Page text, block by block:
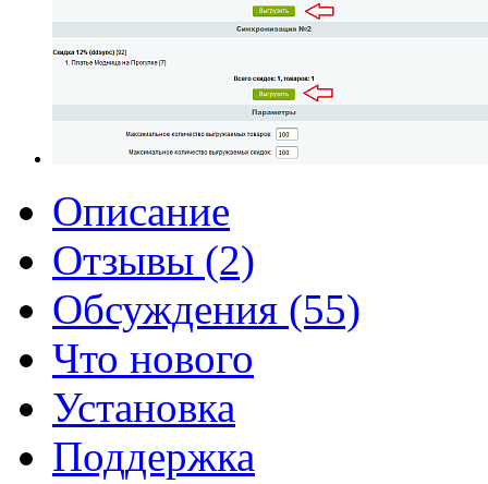
Описание
Отзывы (2)
Обсуждения (55)
Что нового
Установка
Поддержка